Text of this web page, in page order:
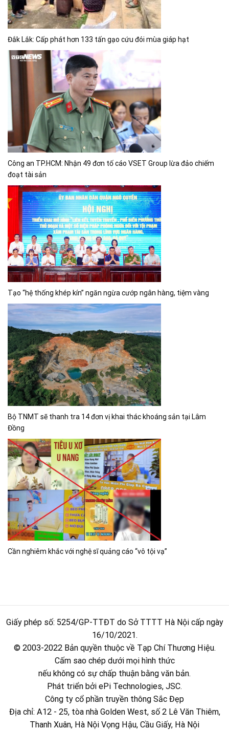
Đắk Lắk: Cấp phát hơn 133 tấn gạo cứu đói mùa giáp hạt
Công an TP.HCM: Nhận 49 đơn tố cáo VSET Group lừa đảo chiếm
đoạt tài sản
Tạo “hệ thống khép kín” ngăn ngừa cướp ngân hàng, tiệm vàng
Bộ TNMT sẽ thanh tra 14 đơn vị khai thác khoáng sản tại Lâm
Đồng
Cần nghiêm khắc với nghệ sĩ quảng cáo “vô tội vạ”
Giấy phép số: 5254/GP-TTĐT do Sở TTTT Hà Nội cấp ngày
16/10/2021.
© 2003-2022 Bản quyền thuộc về Tạp Chí Thương Hiệu.
Cấm sao chép dưới mọi hình thức
nếu không có sự chấp thuận bằng văn bản.
Phát triển bởi ePi Technologies, JSC.
Công ty cổ phần truyền thông Sắc Đẹp
Địa chỉ: A12 - 25, tòa nhà Golden West, số 2 Lê Văn Thiêm,
Thanh Xuân, Hà Nội Vọng Hậu, Cầu Giấy, Hà Nội